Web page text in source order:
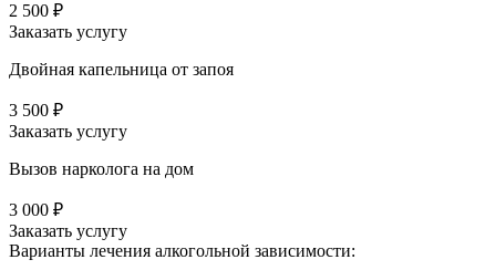
2 500 ₽
Заказать услугу
Двойная капельница от запоя
3 500 ₽
Заказать услугу
Вызов нарколога на дом
3 000 ₽
Заказать услугу
Варианты лечения алкогольной зависимости: